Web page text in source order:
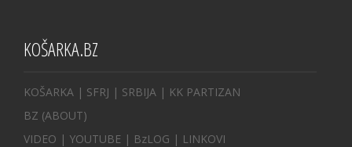
KOŠARKA.BZ
KOŠARKA | SFRJ | SRBIJA | KK PARTIZAN
BZ (ABOUT)
VIDEO | YOUTUBE | BzLOG | LINKOVI